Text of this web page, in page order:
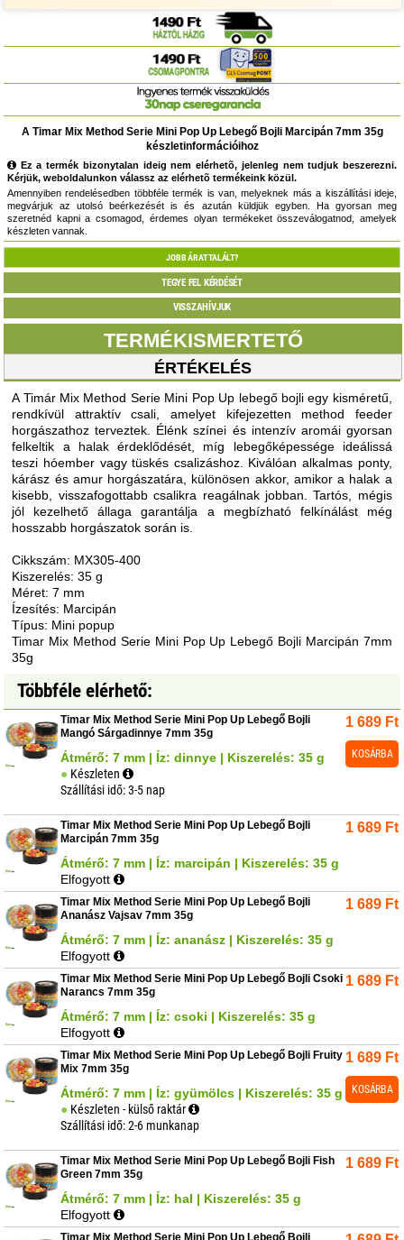
A Timar Mix Method Serie Mini Pop Up Lebegő Bojli Marcipán 7mm 35g
készletinformációihoz
Ez a termék bizonytalan ideig nem elérhetõ, jelenleg nem tudjuk beszerezni.
Kérjük, weboldalunkon válassz az elérhetõ termékeink közül.
Amennyiben rendelésedben többféle termék is van, melyeknek más a kiszállítási ideje,
megvárjuk az utolsó beérkezését is és azután küldjük egyben. Ha gyorsan meg
szeretnéd kapni a csomagod, érdemes olyan termékeket összeválogatnod, amelyek
készleten vannak.
JOBB ÁRAT TALÁLT?
TEGYE FEL KÉRDÉSÉT
VISSZAHÍVJUK
TERMÉKISMERTETŐ
ÉRTÉKELÉS
A Timár Mix Method Serie Mini Pop Up lebegő bojli egy kisméretű,
rendkívül attraktív csali, amelyet kifejezetten method feeder
horgászathoz terveztek. Élénk színei és intenzív aromái gyorsan
felkeltik a halak érdeklődését, míg lebegőképessége ideálissá
teszi hóember vagy tüskés csalizáshoz. Kiválóan alkalmas ponty,
kárász és amur horgászatára, különösen akkor, amikor a halak a
kisebb, visszafogottabb csalikra reagálnak jobban. Tartós, mégis
jól kezelhető állaga garantálja a megbízható felkínálást még
hosszabb horgászatok során is.
Cikkszám: MX305-400
Kiszerelés: 35 g
Méret: 7 mm
Ízesítés: Marcipán
Típus: Mini popup
Timar Mix Method Serie Mini Pop Up Lebegő Bojli Marcipán 7mm
35g
Többféle elérhető:
Timar Mix Method Serie Mini Pop Up Lebegő Bojli
Mangó Sárgadinnye 7mm 35g
Átmérő: 7 mm | Íz: dinnye | Kiszerelés: 35 g
Készleten
Szállítási idő: 3-5 nap
1 689 Ft
KOSÁRBA
Timar Mix Method Serie Mini Pop Up Lebegő Bojli
Marcipán 7mm 35g
Átmérő: 7 mm | Íz: marcipán | Kiszerelés: 35 g
Elfogyott
1 689 Ft
Timar Mix Method Serie Mini Pop Up Lebegő Bojli
Ananász Vajsav 7mm 35g
Átmérő: 7 mm | Íz: ananász | Kiszerelés: 35 g
Elfogyott
1 689 Ft
Timar Mix Method Serie Mini Pop Up Lebegő Bojli Csoki
Narancs 7mm 35g
Átmérő: 7 mm | Íz: csoki | Kiszerelés: 35 g
Elfogyott
1 689 Ft
Timar Mix Method Serie Mini Pop Up Lebegő Bojli Fruity
Mix 7mm 35g
Átmérő: 7 mm | Íz: gyümölcs | Kiszerelés: 35 g
Készleten - külső raktár
Szállítási idő: 2-6 munkanap
1 689 Ft
KOSÁRBA
Timar Mix Method Serie Mini Pop Up Lebegő Bojli Fish
Green 7mm 35g
Átmérő: 7 mm | Íz: hal | Kiszerelés: 35 g
Elfogyott
1 689 Ft
Timar Mix Method Serie Mini Pop Up Lebegő Bojli